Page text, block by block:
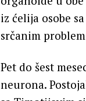
iz ćelija osobe
srčanim
Pet do šest
neurona.